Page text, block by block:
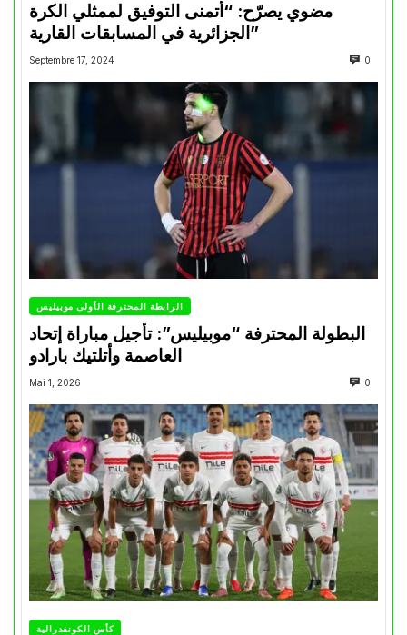
مضوي يصرّح: “أتمنى التوفيق لممثلي الكرة
الجزائرية في المسابقات القارية”
Septembre 17, 2024 0
الرابطة المحترفة الأولى موبيليس
البطولة المحترفة “موبيليس”: تأجيل مباراة إتحاد
العاصمة وأتلتيك بارادو
Mai 1, 2026 0
كأس الكونفدرالية